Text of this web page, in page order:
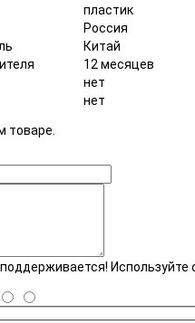
пластик
Россия
Китай
12 месяцев
нет
нет
товаре.
поддерживается! Используйте